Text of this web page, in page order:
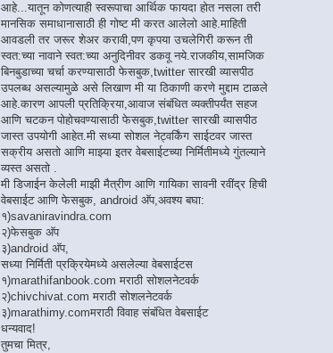
आहे...यातून कोणत्याही स्वरूपाचा आर्थिक फायदा होत नसला तरी
मानसिक समाधानासाठी ही गोष्ट मी करत आलेलो आहे.माहिती
आवडली तर जरूर शेअर करावी,पण कृपया उचलेगिरी करून ती
स्वत:च्या नावाने स्वत:च्या अनुदिनीवर डकवू नये.राजकीय,सामजिक
बिनबुडाच्या चर्चा करण्यासाठी फेसबुक,twitter सारखी व्यासपीठ
उपलब्ध असल्यामुळे असे लिखाण मी या ठिकाणी करणे मुद्दाम टाळले
आहे.कारण आपली प्रतिक्रिया,आवाज संबंधित व्यक्तीपर्यंत सहज
आणि चटकन पोहोचवण्यासाठी फेसबुक,twitter सारखी व्यासपीठ
जास्त उपयोगी आहेत.मी सध्या सोशल नेट्वर्किंग साईटवर जास्त
सक्रीय असतो आणि माझ्या इतर वेबसाईटच्या निर्मितीमध्ये गुंतल्याने
व्यस्त असतो .
मी डिजाईन केलेली माझी मैत्रीण आणि गायिका सावनी रवींद्र हिची
वेबसाईट आणि फेसबुक, android अ‍ॅप,अवश्य बघा:
१)savaniravindra.com
२)फेसबुक अ‍ॅप
३)android अ‍ॅप,
सध्या निर्मिती प्रक्रियेमध्ये असलेल्या वेबसाईटस
१)marathifanbook.com मराठी सोशलनेटवर्क
२)chivchivat.com मराठी सोशलनेटवर्क
३)marathimy.comमराठी विवाह संबंधित वेबसाईट
धन्यवाद!
तुमचा मित्र,